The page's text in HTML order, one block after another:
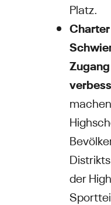
Platz.
der